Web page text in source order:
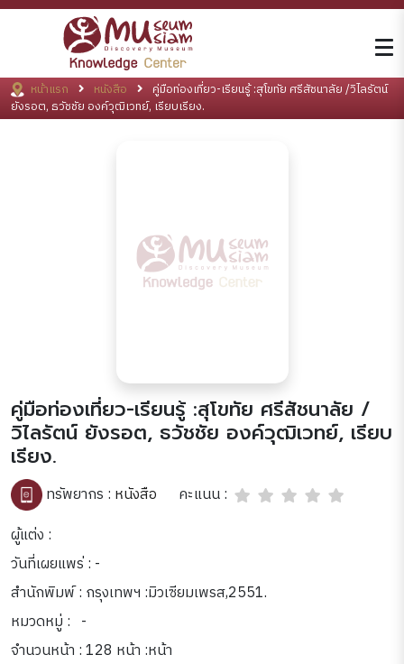
หน้าแรก หนังสือ
คู่มือท่องเที่ยว-เรียนรู้ :สุโขทัย ศรีสัชนาลัย /วิไลรัตน์
ยังรอต, ธวัชชัย องค์วุฒิเวทย์, เรียบเรียง.
คู่มือท่องเที่ยว-เรียนรู้ :สุโขทัย ศรีสัชนาลัย /
วิไลรัตน์ ยังรอต, ธวัชชัย องค์วุฒิเวทย์, เรียบ
เรียง.
ทรัพยากร : หนังสือ
คะแนน :
ผู้แต่ง :
วันที่เผยแพร่ : -
สำนักพิมพ์ : กรุงเทพฯ :มิวเซียมเพรส,2551.
หมวดหมู่ : -
จำนวนหน้า : 128 หน้า :หน้า